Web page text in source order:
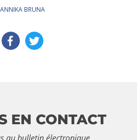
ANNIKA BRUNA
EN CONTACT
au bulletin électronique